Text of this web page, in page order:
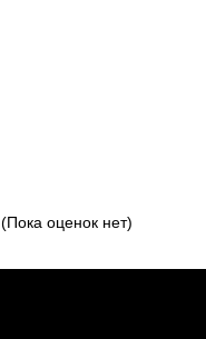
(Пока оценок нет)